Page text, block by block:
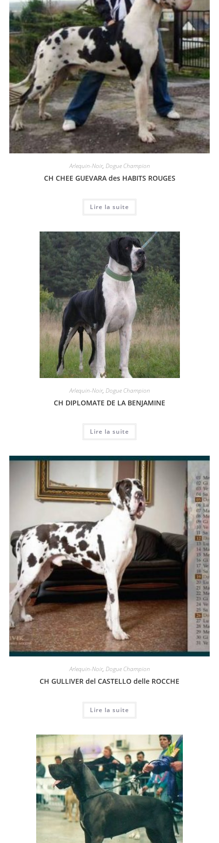
Arlequin-Noir, Dogue Champion
CH CHEE GUEVARA des HABITS ROUGES
Lire la suite
Arlequin-Noir, Dogue Champion
CH DIPLOMATE DE LA BENJAMINE
Lire la suite
Arlequin-Noir, Dogue Champion
CH GULLIVER del CASTELLO delle ROCCHE
Lire la suite